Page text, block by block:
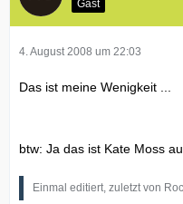
Gast
4. August 2008 um 22:03
Das ist meine Wenigkeit ...
btw: Ja das ist Kate Moss
Einmal editiert, zuletzt von